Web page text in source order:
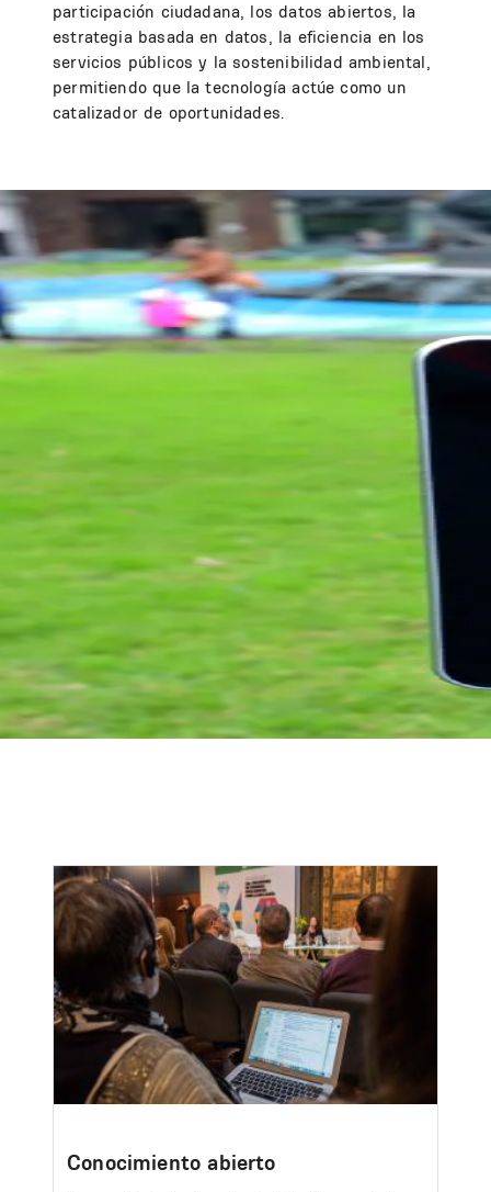
participación ciudadana, los datos abiertos, la
estrategia basada en datos, la eficiencia en los
servicios públicos y la sostenibilidad ambiental,
permitiendo que la tecnología actúe como un
catalizador de oportunidades.
Image
Conocimiento abierto